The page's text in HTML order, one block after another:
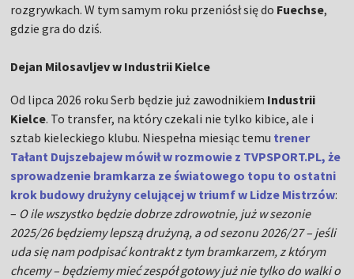
rozgrywkach. W tym samym roku przeniósł się do Fuechse,
gdzie gra do dziś.
Dejan Milosavljev w Industrii Kielce
Od lipca 2026 roku Serb będzie już zawodnikiem Industrii
Kielce. To transfer, na który czekali nie tylko kibice, ale i
sztab kieleckiego klubu. Niespełna miesiąc temu trener
Tałant Dujszebajew mówił w rozmowie z TVPSPORT.PL, że
sprowadzenie bramkarza ze światowego topu to ostatni
krok budowy drużyny celującej w triumf w Lidze Mistrzów:
– O ile wszystko będzie dobrze zdrowotnie, już w sezonie
2025/26 będziemy lepszą drużyną, a od sezonu 2026/27 – jeśli
uda się nam podpisać kontrakt z tym bramkarzem, z którym
chcemy – będziemy mieć zespół gotowy już nie tylko do walki o